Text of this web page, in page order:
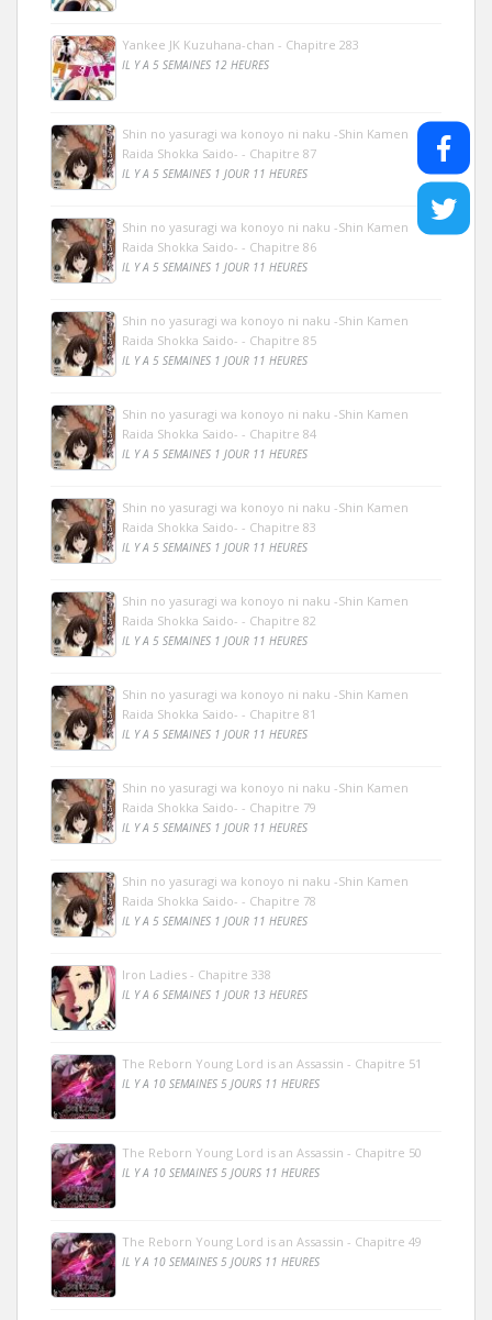
Yankee JK Kuzuhana-chan - Chapitre 283
IL Y A 5 SEMAINES 12 HEURES
Shin no yasuragi wa konoyo ni naku -Shin Kamen
Raida Shokka Saido- - Chapitre 87
IL Y A 5 SEMAINES 1 JOUR 11 HEURES
Shin no yasuragi wa konoyo ni naku -Shin Kamen
Raida Shokka Saido- - Chapitre 86
IL Y A 5 SEMAINES 1 JOUR 11 HEURES
Shin no yasuragi wa konoyo ni naku -Shin Kamen
Raida Shokka Saido- - Chapitre 85
IL Y A 5 SEMAINES 1 JOUR 11 HEURES
Shin no yasuragi wa konoyo ni naku -Shin Kamen
Raida Shokka Saido- - Chapitre 84
IL Y A 5 SEMAINES 1 JOUR 11 HEURES
Shin no yasuragi wa konoyo ni naku -Shin Kamen
Raida Shokka Saido- - Chapitre 83
IL Y A 5 SEMAINES 1 JOUR 11 HEURES
Shin no yasuragi wa konoyo ni naku -Shin Kamen
Raida Shokka Saido- - Chapitre 82
IL Y A 5 SEMAINES 1 JOUR 11 HEURES
Shin no yasuragi wa konoyo ni naku -Shin Kamen
Raida Shokka Saido- - Chapitre 81
IL Y A 5 SEMAINES 1 JOUR 11 HEURES
Shin no yasuragi wa konoyo ni naku -Shin Kamen
Raida Shokka Saido- - Chapitre 79
IL Y A 5 SEMAINES 1 JOUR 11 HEURES
Shin no yasuragi wa konoyo ni naku -Shin Kamen
Raida Shokka Saido- - Chapitre 78
IL Y A 5 SEMAINES 1 JOUR 11 HEURES
Iron Ladies - Chapitre 338
IL Y A 6 SEMAINES 1 JOUR 13 HEURES
The Reborn Young Lord is an Assassin - Chapitre 51
IL Y A 10 SEMAINES 5 JOURS 11 HEURES
The Reborn Young Lord is an Assassin - Chapitre 50
IL Y A 10 SEMAINES 5 JOURS 11 HEURES
The Reborn Young Lord is an Assassin - Chapitre 49
IL Y A 10 SEMAINES 5 JOURS 11 HEURES